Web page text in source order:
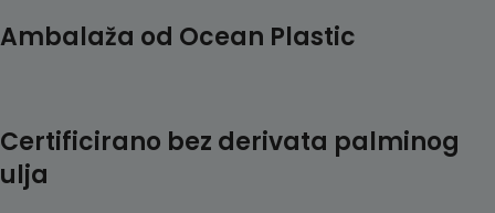
Ambalaža od Ocean Plastic
Certificirano bez derivata palminog
ulja